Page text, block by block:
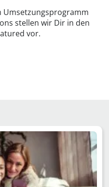
Umsetzungsprogramm
stellen wir Dir in den
vor.